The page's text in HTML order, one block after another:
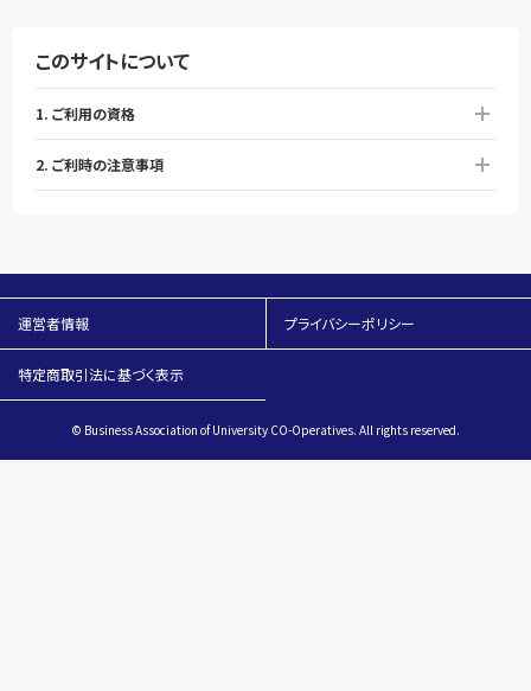
このサイトについて
1. ご利用の資格
2. ご利時の注意事項
運営者情報 プライバシーポリシー
特定商取引法に基づく表示
© Business Association of University CO-Operatives. All rights reserved.